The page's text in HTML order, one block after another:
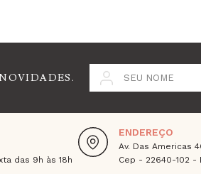
SEU NOME
das 9h às 18h
ENDEREÇO
Av. Das Americas
Cep - 22640-102 -